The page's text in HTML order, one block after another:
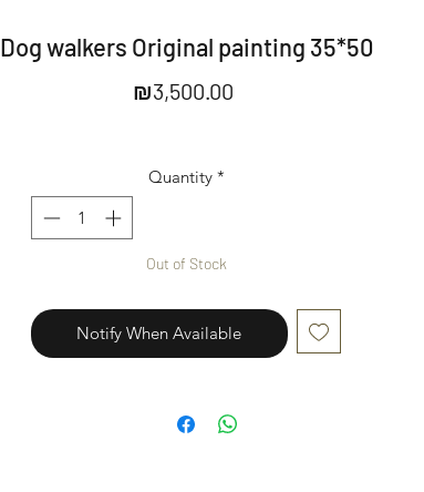
Dog walkers Original painting 35*50
₪3,500.00
Quantity *
Out of Stock
Notify When Available